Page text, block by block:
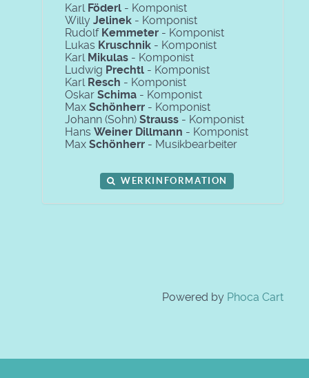
Karl Föderl - Komponist
Willy Jelinek - Komponist
Rudolf Kemmeter - Komponist
Lukas Kruschnik - Komponist
Karl Mikulas - Komponist
Ludwig Prechtl - Komponist
Karl Resch - Komponist
Oskar Schima - Komponist
Max Schönherr - Komponist
Johann (Sohn) Strauss - Komponist
Hans Weiner Dillmann - Komponist
Max Schönherr - Musikbearbeiter
WERKINFORMATION
Powered by Phoca Cart